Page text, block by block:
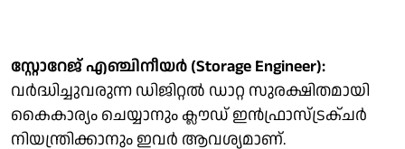
സ്റ്റോറേജ് എഞ്ചിനീയർ (Storage Engineer):
വർദ്ധിച്ചുവരുന്ന ഡിജിറ്റൽ ഡാറ്റ സുരക്ഷിതമായി
കൈകാര്യം ചെയ്യാനും ക്ലൗഡ് ഇൻഫ്രാസ്ട്രക്ചർ
നിയന്ത്രിക്കാനും ഇവർ ആവശ്യമാണ്.